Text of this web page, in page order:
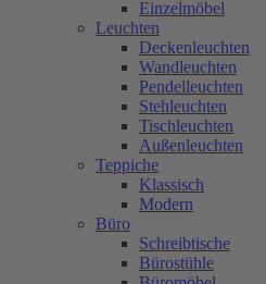
Einzelmöbel
Leuchten
Deckenleuchten
Wandleuchten
Pendelleuchten
Stehleuchten
Tischleuchten
Außenleuchten
Teppiche
Klassisch
Modern
Büro
Schreibtische
Bürostühle